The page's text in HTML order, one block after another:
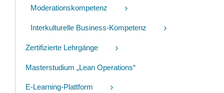
Moderationskompetenz
Interkulturelle Business-Kompetenz
Zertifizierte Lehrgänge
Masterstudium „Lean Operations“
E-Learning-Plattform